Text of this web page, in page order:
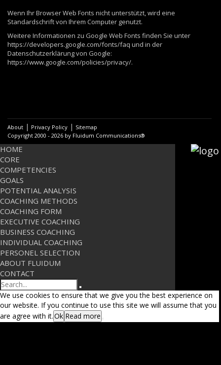
Wenn Ihr Browser Web Fonts nicht unterstützt, wird eine
Standardschrift von Ihrem Computer genutzt.
Weitere Informationen zu Google Web Fonts finden Sie unter
https://developers.google.com/fonts/faq und in der
Datenschutzerklärung von Google:
https://www.google.com/policies/privacy/.
About | Privacy Policy | Sitemap
Copyright 2000 - 2026 by Fluidum Communications®
HOME
CORE
COMPETENCIES
GOALS
POTENTIAL ANALYSIS
COACHING METHODS
COACHING FORM
EXECUTIVE COACHING
BUSINESS COACHING
INDIVIDUAL COACHING
PERSONEL SELECTION
ABOUT FLUIDUM
CONTACT
Search
We use cookies to ensure that we give you the best experience on
our website. If you continue to use this site we will assume that you
are agree with it.Ok Read more